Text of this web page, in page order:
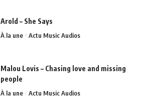
Arold – She Says
À la une Actu Music Audios
Malou Lovis – Chasing love and missing
people
À la une Actu Music Audios